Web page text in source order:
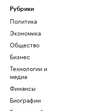
Рубрики
Политика
Экономика
Общество
Бизнес
Технологии и
медиа
Финансы
Биографии